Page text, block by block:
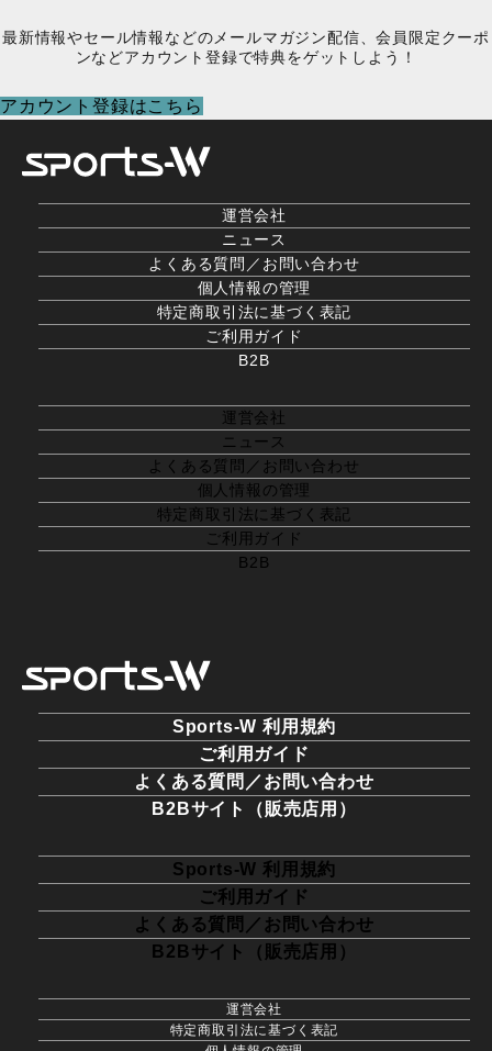
最新情報やセール情報などのメールマガジン配信、会員限定クーポ
ンなどアカウント登録で特典をゲットしよう！
アカウント登録はこちら
運営会社
ニュース
よくある質問／お問い合わせ
個人情報の管理
特定商取引法に基づく表記
ご利用ガイド
B2B
運営会社
ニュース
よくある質問／お問い合わせ
個人情報の管理
特定商取引法に基づく表記
ご利用ガイド
B2B
Sports-W 利用規約
ご利用ガイド
よくある質問／お問い合わせ
B2Bサイト（販売店用）
Sports-W 利用規約
ご利用ガイド
よくある質問／お問い合わせ
B2Bサイト（販売店用）
運営会社
特定商取引法に基づく表記